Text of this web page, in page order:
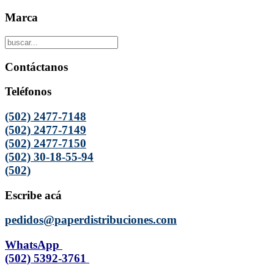
Marca
Contáctanos
Teléfonos
(502) 2477-7148
(502) 2477-7149
(502) 2477-7150
(502) 30-18-55-94
(502)
Escribe acá
pedidos@paperdistribuciones.com
WhatsApp
(502) 5392-3761